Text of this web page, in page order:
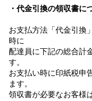
・代金引換の領収書に
お支払方法「代金引換
時に
配達員に下記の総合計
す。
お支払い時に印紙税申
ます。
領収書が必要なお客様